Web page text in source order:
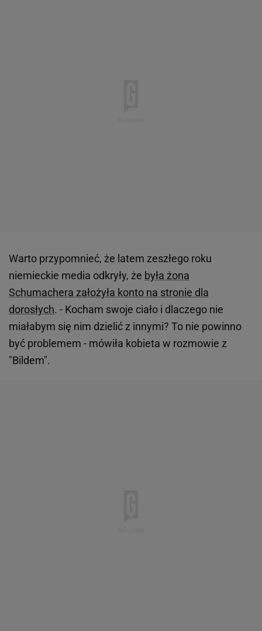
Warto przypomnieć, że latem zeszłego roku
niemieckie media odkryły, że była żona
Schumachera założyła konto na stronie dla
dorosłych. - Kocham swoje ciało i dlaczego nie
miałabym się nim dzielić z innymi? To nie powinno
być problemem - mówiła kobieta w rozmowie z
"Bildem".